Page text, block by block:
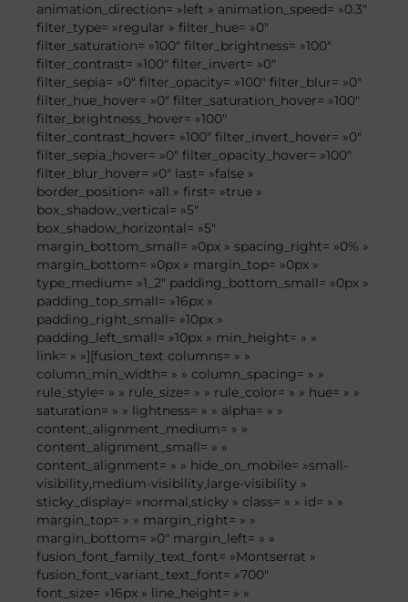
animation_direction= »left » animation_speed= »0.3″
filter_type= »regular » filter_hue= »0″
filter_saturation= »100″ filter_brightness= »100″
filter_contrast= »100″ filter_invert= »0″
filter_sepia= »0″ filter_opacity= »100″ filter_blur= »0″
filter_hue_hover= »0″ filter_saturation_hover= »100″
filter_brightness_hover= »100″
filter_contrast_hover= »100″ filter_invert_hover= »0″
filter_sepia_hover= »0″ filter_opacity_hover= »100″
filter_blur_hover= »0″ last= »false »
border_position= »all » first= »true »
box_shadow_vertical= »5″
box_shadow_horizontal= »5″
margin_bottom_small= »0px » spacing_right= »0% »
margin_bottom= »0px » margin_top= »0px »
type_medium= »1_2″ padding_bottom_small= »0px »
padding_top_small= »16px »
padding_right_small= »10px »
padding_left_small= »10px » min_height= » »
link= » »][fusion_text columns= » »
column_min_width= » » column_spacing= » »
rule_style= » » rule_size= » » rule_color= » » hue= » »
saturation= » » lightness= » » alpha= » »
content_alignment_medium= » »
content_alignment_small= » »
content_alignment= » » hide_on_mobile= »small-
visibility,medium-visibility,large-visibility »
sticky_display= »normal,sticky » class= » » id= » »
margin_top= » » margin_right= » »
margin_bottom= »0″ margin_left= » »
fusion_font_family_text_font= »Montserrat »
fusion_font_variant_text_font= »700″
font_size= »16px » line_height= » »